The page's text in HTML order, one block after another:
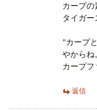
カープ
タイガ
"カープ
やから
カープフ
返信